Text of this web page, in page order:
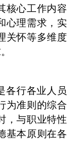
核心工作内容
心理需求，实
关怀等多维度
各行各业人员
为准则的综合
，与职业特性
基本原则在各